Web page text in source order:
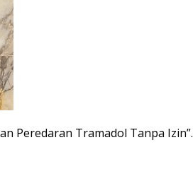
Peredaran Tramadol Tanpa Izin”.